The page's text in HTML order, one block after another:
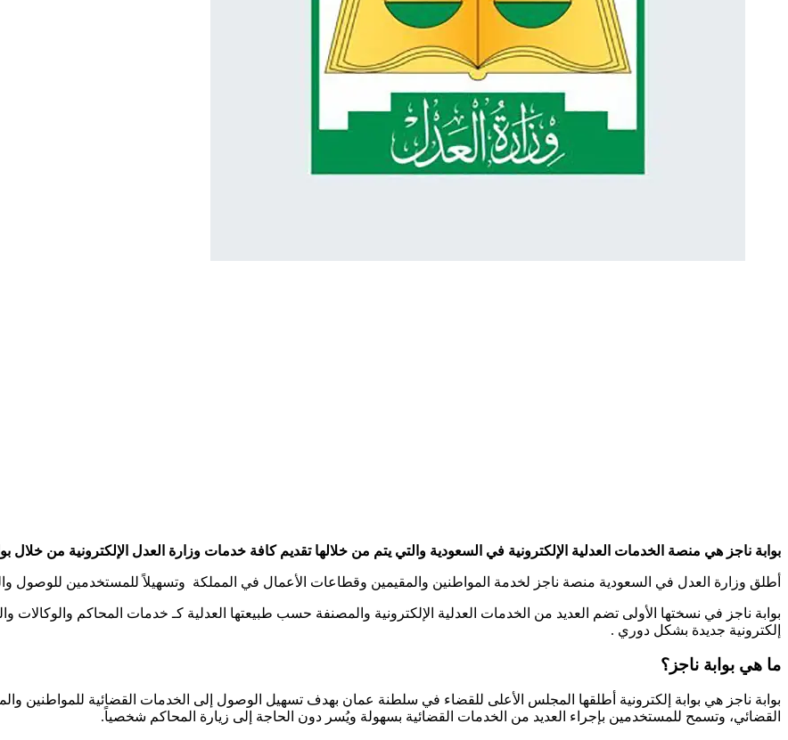
بوابة ناجز هي منصة الخدمات العدلية الإلكترونية في السعودية والتي يتم من خلالها تقديم كافة خدمات وزارة العدل الإلكترونية من خلال
أطلق وزارة العدل في السعودية منصة ناجز لخدمة المواطنين والمقيمين وقطاعات الأعمال في المملكة وتسهيلاً للمستخدمين للوصول
بوابة ناجز في نسختها الأولى تضم العديد من الخدمات العدلية الإلكترونية والمصنفة حسب طبيعتها العدلية كـ خدمات المحاكم والوكالات
إلكترونية جديدة بشكل دوري .
ما هي بوابة ناجز؟
بوابة ناجز هي بوابة إلكترونية أطلقها المجلس الأعلى للقضاء في سلطنة عمان بهدف تسهيل الوصول إلى الخدمات القضائية للمواطنين
القضائي، وتسمح للمستخدمين بإجراء العديد من الخدمات القضائية بسهولة ويُسر دون الحاجة إلى زيارة المحاكم شخصياً.